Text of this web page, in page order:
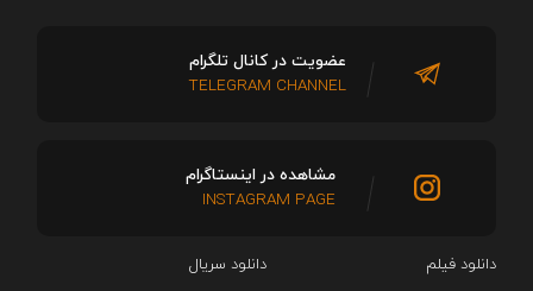
دانلود فیلم
دانلود سریال‌
عضویت در کانال تلگرام
TELEGRAM CHANNEL
مشاهده در اینستاگرام
INSTAGRAM PAGE